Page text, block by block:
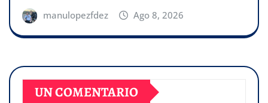
manulopezfdez Ago 8, 2026
UN COMENTARIO